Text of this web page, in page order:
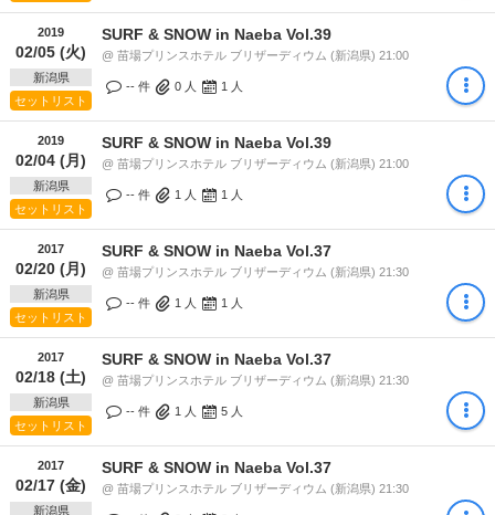
2019
02/05 (火)
新潟県
セットリスト
SURF & SNOW in Naeba Vol.39
@ 苗場プリンスホテル ブリザーディウム (新潟県) 21:00
-- 件 0 人 1 人
2019
02/04 (月)
新潟県
セットリスト
SURF & SNOW in Naeba Vol.39
@ 苗場プリンスホテル ブリザーディウム (新潟県) 21:00
-- 件 1 人 1 人
2017
02/20 (月)
新潟県
セットリスト
SURF & SNOW in Naeba Vol.37
@ 苗場プリンスホテル ブリザーディウム (新潟県) 21:30
-- 件 1 人 1 人
2017
02/18 (土)
新潟県
セットリスト
SURF & SNOW in Naeba Vol.37
@ 苗場プリンスホテル ブリザーディウム (新潟県) 21:30
-- 件 1 人 5 人
2017
02/17 (金)
新潟県
SURF & SNOW in Naeba Vol.37
@ 苗場プリンスホテル ブリザーディウム (新潟県) 21:30